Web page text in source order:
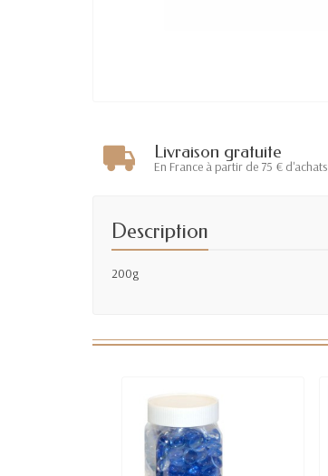
Livraison gratuite
En France à partir de 75 € d'achats
Description
200g